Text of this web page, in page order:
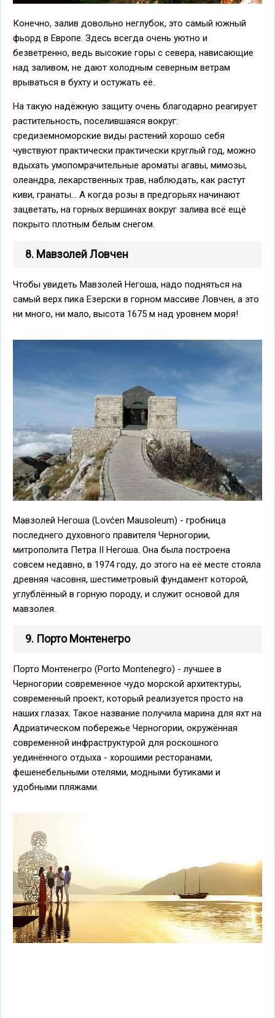
Конечно, залив довольно неглубок, это самый южный
фьорд в Европе. Здесь всегда очень уютно и
безветренно, ведь высокие горы с севера, нависающие
над заливом, не дают холодным северным ветрам
врываться в бухту и остужать её.
На такую надёжную защиту очень благодарно реагирует
растительность, поселившаяся вокруг:
средиземноморские виды растений хорошо себя
чувствуют практически практически круглый год, можно
вдыхать умопомрачительные ароматы агавы, мимозы,
олеандра, лекарственных трав, наблюдать, как растут
киви, гранаты... А когда розы в предгорьях начинают
зацветать, на горных вершинах вокруг залива всё ещё
покрыто плотным белым снегом.
8. Мавзолей Ловчен
Чтобы увидеть Мавзолей Негоша, надо подняться на
самый верх пика Езерски в горном массиве Ловчен, а это
ни много, ни мало, высота 1675 м над уровнем моря!
Мавзолей Негоша (Lovćen Mausoleum) - гробница
последнего духовного правителя Черногории,
митрополита Петра II Негоша. Она была построена
совсем недавно, в 1974 году, до этого на её месте стояла
древняя часовня, шестиметровый фундамент которой,
углублённый в горную породу, и служит основой для
мавзолея.
9. Порто Монтенегро
Порто Монтенегро (Porto Montenegro) - лучшее в
Черногории современное чудо морской архитектуры,
современный проект, который реализуется просто на
наших глазах. Такое название получила марина для яхт на
Адриатическом побережье Черногории, окружённая
современной инфраструктурой для роскошного
уединённого отдыха - хорошими ресторанами,
фешенебельными отелями, модными бутиками и
удобными пляжами.